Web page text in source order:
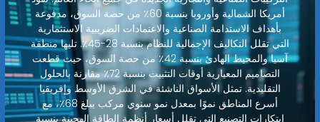
أمريكا الشمالية وأوروبا بنسبة 60٪ من حصة السوق، مدفوعة
بأهداف الاستدامة الصناعية والاعتمادات الضريبية الاستثمارية
التي تقلل التكاليف الإجمالية للنظام بنسبة 28-45٪. تليها منطقة
آسيا والمحيط الهادئ بنسبة 42٪ من حصة السوق، حيث قطعت
التصاميم المعيارية أوقات التثبيت بنسبة 72٪ مقارنة بالحلول
التقليدية. تمثل الأسواق الناشئة في الشرق الأوسط وإفريقيا
أسرع المناطق نموًا بمعدل نمو سنوي مركب يبلغ 68٪، مع
ابتكارات التصنيع التي تقلل أسعار أنظمة الطاقة الهجينة بنسبة